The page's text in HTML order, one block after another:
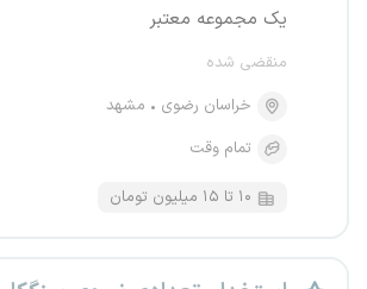
یک مجموعه معتبر
منقضی شده
خراسان رضوی
مشهد
تمام وقت
۱۰ تا ۱۵ میلیون تومان